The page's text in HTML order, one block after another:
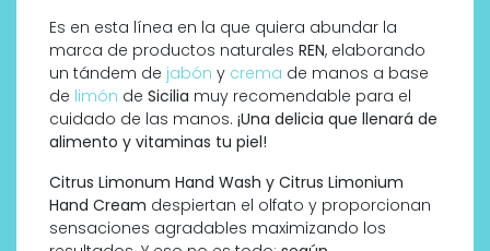
Es en esta línea en la que quiera abundar la
marca de productos naturales REN, elaborando
un tándem de jabón y crema de manos a base
de limón de Sicilia muy recomendable para el
cuidado de las manos. ¡Una delicia que llenará de
alimento y vitaminas tu piel!
Citrus Limonum Hand Wash y Citrus Limonium
Hand Cream despiertan el olfato y proporcionan
sensaciones agradables maximizando los